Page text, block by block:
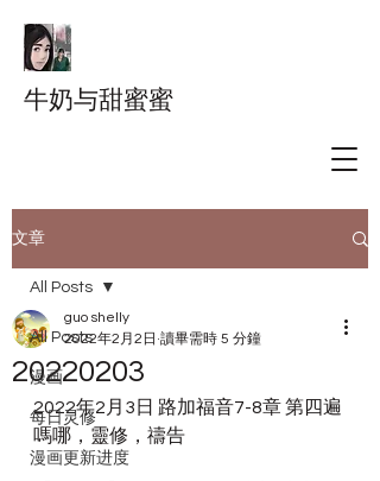
牛奶与甜蜜蜜
文章
All Posts
漫画
每日灵修
漫画更新进度
All Posts
20220203
guo shelly
2022年2月2日 讀畢需時 5 分鐘
2022年2月3日 路加福音7-8章 第四遍
嗎哪，靈修，禱告